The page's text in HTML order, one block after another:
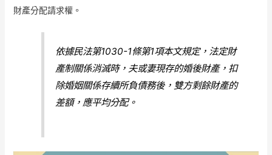
財產分配請求權。
依據民法第1030-1條第1項本文規定，法定財
產制關係消滅時，夫或妻現存的婚後財產，扣
除婚姻關係存續所負債務後，雙方剩餘財產的
差額，應平均分配。